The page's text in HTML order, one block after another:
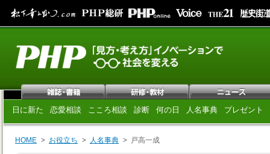
日に新た 恋愛相談 こころ相談 診断 何の日 人名事典 プレゼント
HOME お役立ち 人名事典 戸高一成